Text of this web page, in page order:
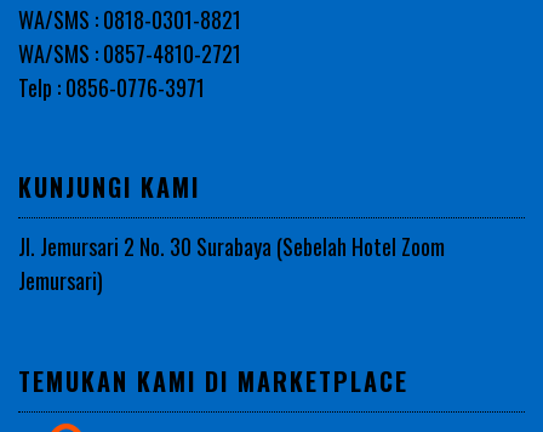
WA/SMS : 0818-0301-8821
WA/SMS : 0857-4810-2721
Telp : 0856-0776-3971
KUNJUNGI KAMI
Jl. Jemursari 2 No. 30 Surabaya (Sebelah Hotel Zoom
Jemursari)
TEMUKAN KAMI DI MARKETPLACE